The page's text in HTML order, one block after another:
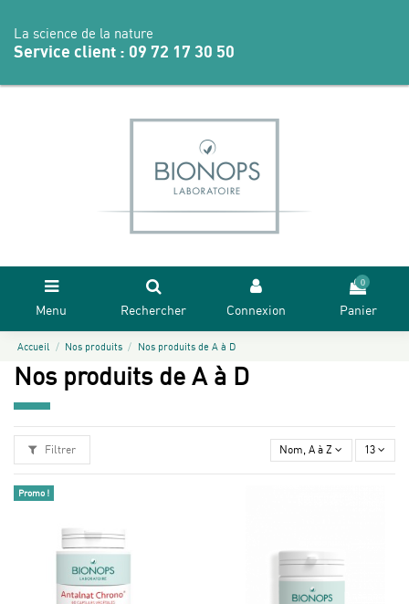
La science de la nature
Service client : 09 72 17 30 50
Menu Rechercher Connexion
0
Panier
Accueil Nos produits Nos produits de A à D
Nos produits de A à D
Filtrer Nom, A à Z 13
Promo !